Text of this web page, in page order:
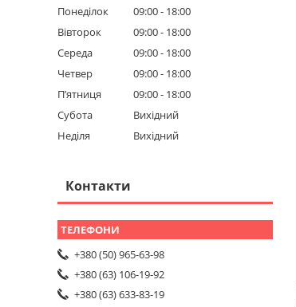
Понеділок 09:00
18:00
Вівторок
09:00
18:00
Середа
09:00
18:00
Четвер
09:00
18:00
Пʼятниця
09:00
18:00
Субота
Вихідний
Неділя
Вихідний
Контакти
+380 (50) 965-63-98
+380 (63) 106-19-92
+380 (63) 633-83-19